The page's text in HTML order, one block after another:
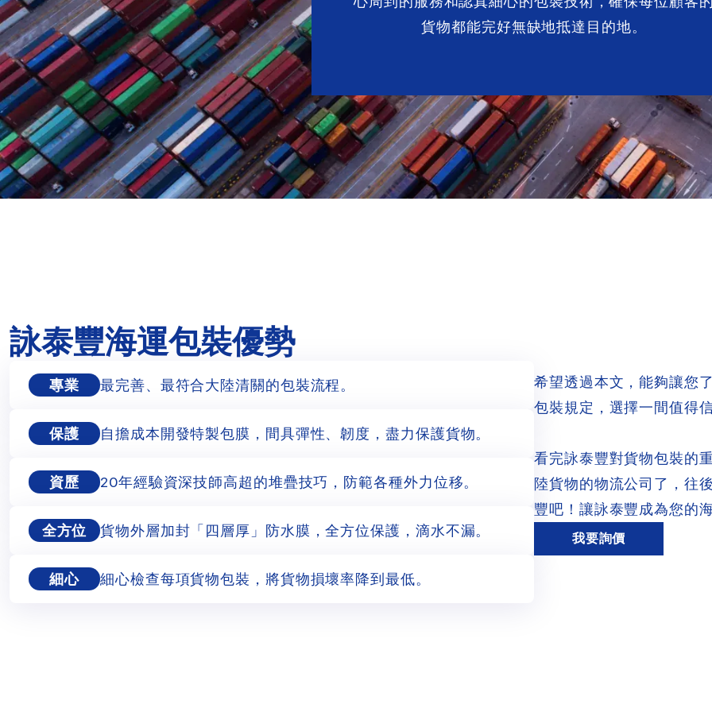
貨物都能完好無缺地抵達目的地。
詠泰豐海運包裝優勢
專業 最完善、最符合大陸清關的包裝流程。
保護 自擔成本開發特製包膜，間具彈性、韌度，盡力保護貨物。
資歷 20年經驗資深技師高超的堆疊技巧，防範各種外力位移。
全方位 貨物外層加封「四層厚」防水膜，全方位保護，滴水不漏。
細心 細心檢查每項貨物包裝，將貨物損壞率降到最低。
希望透過本文，能夠讓您
包裝規定，選擇一間值得
看完詠泰豐對貨物包裝的
陸貨物的物流公司了，往
豐吧！讓詠泰豐成為您的
我要詢價